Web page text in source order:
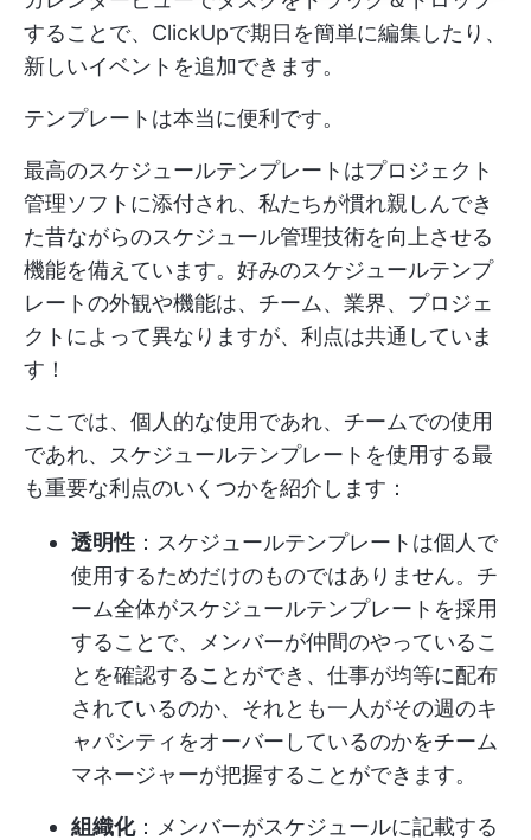
することで、ClickUpで期日を簡単に編集したり、
新しいイベントを追加できます。
テンプレートは本当に便利です。
最高のスケジュールテンプレートはプロジェクト
管理ソフトに添付され、私たちが慣れ親しんでき
た昔ながらのスケジュール管理技術を向上させる
機能を備えています。好みのスケジュールテンプ
レートの外観や機能は、チーム、業界、プロジェ
クトによって異なりますが、利点は共通していま
す！
ここでは、個人的な使用であれ、チームでの使用
であれ、スケジュールテンプレートを使用する最
も重要な利点のいくつかを紹介します：
透明性 ：スケジュールテンプレートは個人で
使用するためだけのものではありません。チ
ーム全体がスケジュールテンプレートを採用
することで、メンバーが仲間のやっているこ
とを確認することができ、仕事が均等に配布
されているのか、それとも一人がその週のキ
ャパシティをオーバーしているのかをチーム
マネージャーが把握することができます。
組織化：メンバーがスケジュールに記載する